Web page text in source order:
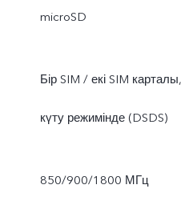
microSD
Бір SIM / екі SIM карталы,
күту режимінде (DSDS)
850/900/1800 МГц